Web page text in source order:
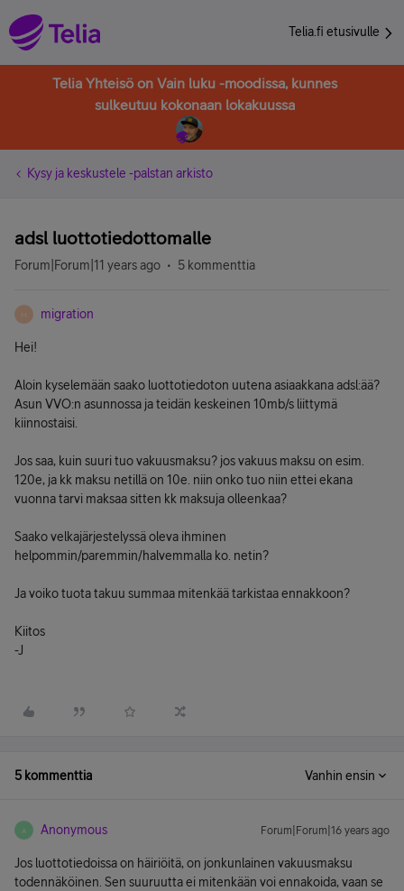
Telia.fi etusivulle
Telia Yhteisö on Vain luku -moodissa, kunnes
sulkeutuu kokonaan lokakuussa
Kysy ja keskustele -palstan arkisto
adsl luottotiedottomalle
Forum|Forum|11 years ago 5 kommenttia
M migration
Hei!
Aloin kyselemään saako luottotiedoton uutena asiaakkana adsl:ää?
Asun VVO:n asunnossa ja teidän keskeinen 10mb/s liittymä
kiinnostaisi.
Jos saa, kuin suuri tuo vakuusmaksu? jos vakuus maksu on esim.
120e, ja kk maksu netillä on 10e. niin onko tuo niin ettei ekana
vuonna tarvi maksaa sitten kk maksuja olleenkaa?
Saako velkajärjestelyssä oleva ihminen
helpommin/paremmin/halvemmalla ko. netin?
Ja voiko tuota takuu summaa mitenkää tarkistaa ennakkoon?
Kiitos
-J
5 kommenttia Vanhin ensin
A Anonymous Forum|Forum|16 years ago
Jos luottotiedoissa on häiriöitä, on jonkunlainen vakuusmaksu
todennäköinen. Sen suuruutta ei mitenkään voi ennakoida, vaan se